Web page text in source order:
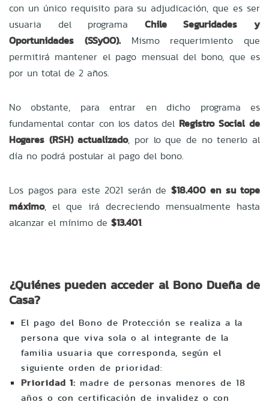
con un único requisito para su adjudicación, que es ser
usuaria del programa Chile Seguridades y
Oportunidades (SSyOO).Mismo requerimiento que
permitirá mantener el pago mensual del bono, que es
por un total de 2 años.
No obstante, para entrar en dicho programa es
fundamental contar con los datos del Registro Social de
Hogares (RSH) actualizado, por lo que de no tenerlo al
día no podrá postular al pago del bono.
Los pagos para este 2021 serán de $18.400 en su tope
máximo, el que irá decreciendo mensualmente hasta
alcanzar el mínimo de $13.401.
¿Quiénes pueden acceder al Bono Dueña de
Casa?
El pago del Bono de Protección se realiza a la
persona que viva sola o al integrante de la
familia usuaria que corresponda, según el
siguiente orden de prioridad:
Prioridad 1: madre de personas menores de 18
años o con certificación de invalidez o con